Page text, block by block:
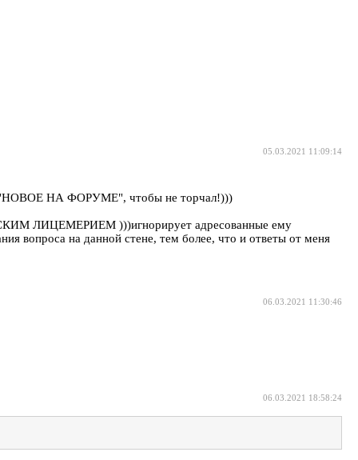
05.03.2021 11:09:14
с "НОВОЕ НА ФОРУМЕ", чтобы не торчал!)))
ЛИЦЕМЕРИЕМ )))игнорирует адресованные ему
вопроса на данной стене, тем более, что и ответы от меня
06.03.2021 11:30:46
06.03.2021 18:58:24